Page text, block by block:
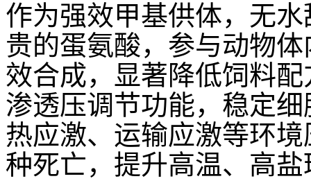
作为强效甲基供体，无
贵的蛋氨酸，参与动物
效合成，显著降低饲料
渗透压调节功能，稳定
热应激、运输应激等环
种死亡，提升高温、高